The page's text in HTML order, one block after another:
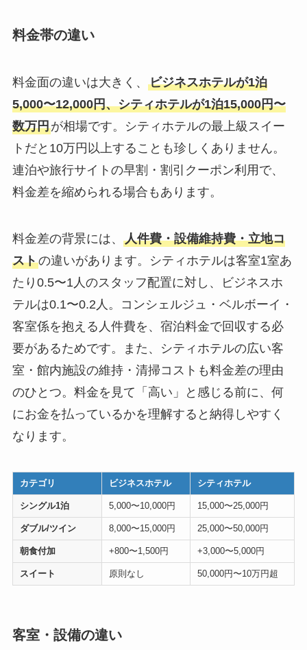
料金帯の違い
料金面の違いは大きく、 ビジネスホテルが1泊
5,000〜12,000円、シティホテルが1泊15,000円〜
数万円が相場です。シティホテルの最上級スイー
トだと10万円以上することも珍しくありません。
連泊や旅行サイトの早割・割引クーポン利用で、
料金差を縮められる場合もあります。
料金差の背景には、 人件費・設備維持費・立地コ
ストの違いがあります。シティホテルは客室1室あ
たり0.5〜1人のスタッフ配置に対し、ビジネスホ
テルは0.1〜0.2人。コンシェルジュ・ベルボーイ・
客室係を抱える人件費を、宿泊料金で回収する必
要があるためです。また、シティホテルの広い客
室・館内施設の維持・清掃コストも料金差の理由
のひとつ。料金を見て「高い」と感じる前に、何
にお金を払っているかを理解すると納得しやすく
なります。
カテゴリ ビジネスホテル シティホテル
シングル1泊 5,000〜10,000円 15,000〜25,000円
ダブル/ツイン 8,000〜15,000円 25,000〜50,000円
朝食付加 +800〜1,500円 +3,000〜5,000円
スイート 原則なし 50,000円〜10万円超
客室・設備の違い